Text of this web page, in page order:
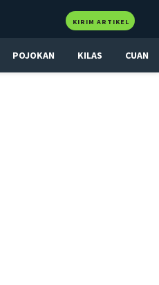
KIRIM ARTIKEL
POJOKAN KILAS CUAN